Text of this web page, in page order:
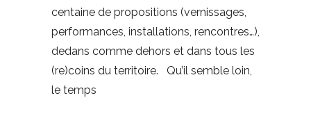
centaine de propositions (vernissages,
performances, installations, rencontres…),
dedans comme dehors et dans tous les
(re)coins du territoire. Qu’il semble loin,
le temps